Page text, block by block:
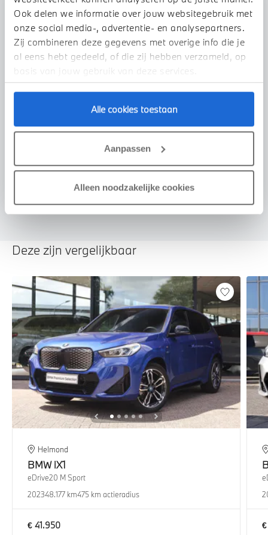
Ook delen we informatie over jouw websitegebruik met
onze social media-, advertentie- en analysepartners.
Zij combineren deze gegevens met overige info die je
al eens hebt gedeeld, of die zij hebben verzameld, op
basis van jouw gebruik van deze services.
Alle cookies toestaan
Aanpassen
Alleen noodzakelijke cookies
Uw auto inruilen?
Voorstel aanvragen
U vertelt meer over uw auto
We verrekenen de waarde van uw auto
Deze zijn vergelijkbaar
Helmond
BMW iX1
eDrive20 M Sport
202348.177 km475 km actieradius
€ 41.950